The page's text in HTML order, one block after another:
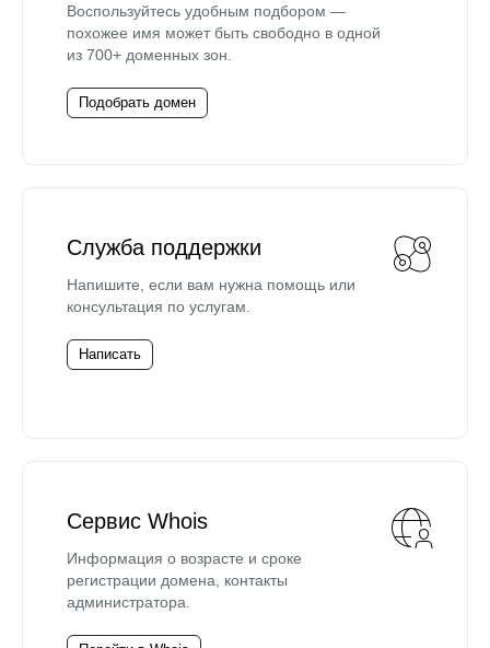
Воспользуйтесь удобным подбором —
похожее имя может быть свободно в одной
из 700+ доменных зон.
Подобрать домен
Служба поддержки
Напишите, если вам нужна помощь или
консультация по услугам.
Написать
Сервис Whois
Информация о возрасте и сроке
регистрации домена, контакты
администратора.